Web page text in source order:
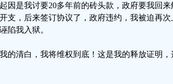
因是我讨要20多年前的砖头款，政府要我回
支，后来签订协议了，政府违约，我被迫再
陷我入狱。
的清白，我将维权到底！这是我的释放证明